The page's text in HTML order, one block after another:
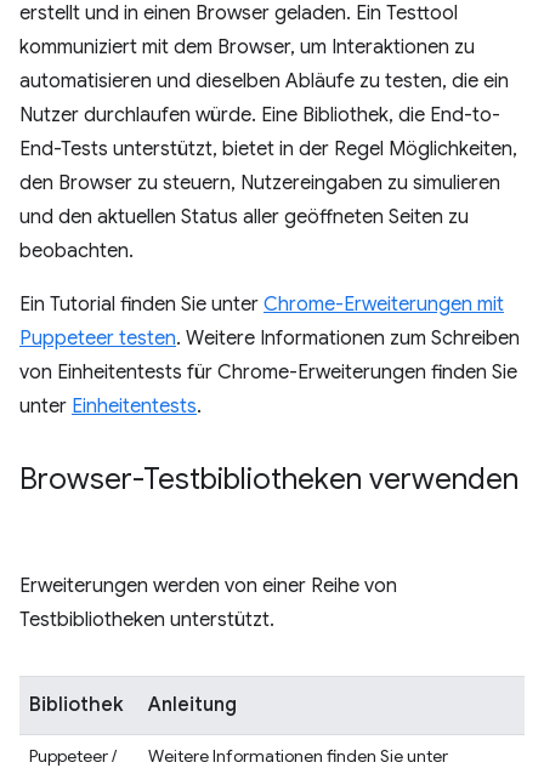
erstellt und in einen Browser geladen. Ein Testtool
kommuniziert mit dem Browser, um Interaktionen zu
automatisieren und dieselben Abläufe zu testen, die ein
Nutzer durchlaufen würde. Eine Bibliothek, die End-to-
End-Tests unterstützt, bietet in der Regel Möglichkeiten,
den Browser zu steuern, Nutzereingaben zu simulieren
und den aktuellen Status aller geöffneten Seiten zu
beobachten.
Ein Tutorial finden Sie unter Chrome-Erweiterungen mit
Puppeteer testen. Weitere Informationen zum Schreiben
von Einheitentests für Chrome-Erweiterungen finden Sie
unter Einheitentests.
Browser-Testbibliotheken verwenden
Erweiterungen werden von einer Reihe von
Testbibliotheken unterstützt.
Bibliothek Anleitung
Puppeteer /
Weitere Informationen finden Sie unter